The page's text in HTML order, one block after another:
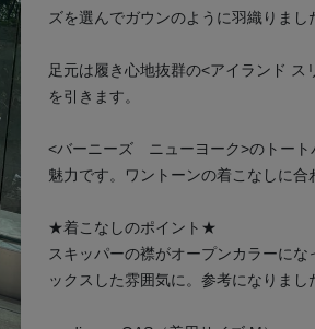
ズを選んでガウンのように羽織りまし
足元は履き心地抜群の<アイランド ス
を引きます。
<バーニーズ ニューヨーク>のトート
魅力です。ワントーンの着こなしに
★着こなしのポイント★
スキッパーの襟がオープンカラーに
ックスした雰囲気に。参考になりまし